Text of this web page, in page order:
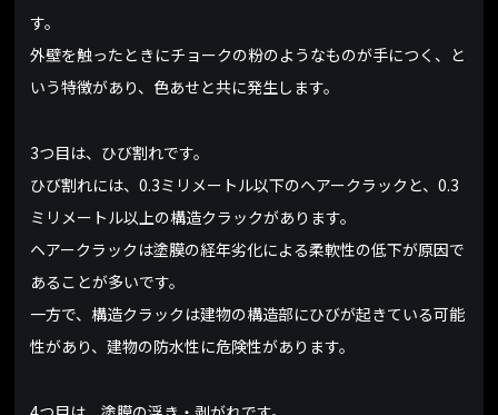
す。
外壁を触ったときにチョークの粉のようなものが手につく、と
いう特徴があり、色あせと共に発生します。
3つ目は、ひび割れです。
ひび割れには、0.3ミリメートル以下のヘアークラックと、0.3
ミリメートル以上の構造クラックがあります。
ヘアークラックは塗膜の経年劣化による柔軟性の低下が原因で
あることが多いです。
一方で、構造クラックは建物の構造部にひびが起きている可能
性があり、建物の防水性に危険性があります。